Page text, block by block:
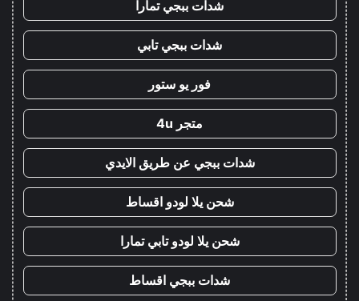
شدات ببجي تمارا
شدات ببجي تابي
فور يو ستور
متجر 4u
شدات ببجي عن طريق الايدي
شحن يلا لودو اقساط
شحن يلا لودو تابي تمارا
شدات ببجي اقساط